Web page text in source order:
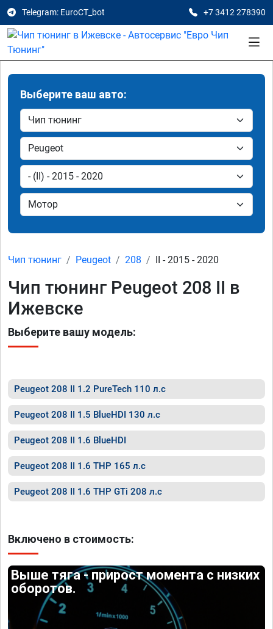
Telegram: EuroCT_bot +7 3412 278390
Выберите ваш авто:
Чип тюнинг Peugeot 208 II - 2015 - 2020
Чип тюнинг Peugeot 208 II в
Ижевске
Выберите вашу модель:
Peugeot 208 II 1.2 PureTech 110 л.с
Peugeot 208 II 1.5 BlueHDI 130 л.с
Peugeot 208 II 1.6 BlueHDI
Peugeot 208 II 1.6 THP 165 л.с
Peugeot 208 II 1.6 THP GTi 208 л.с
Включено в стоимость:
Выше тяга - прирост момента с низких
оборотов.